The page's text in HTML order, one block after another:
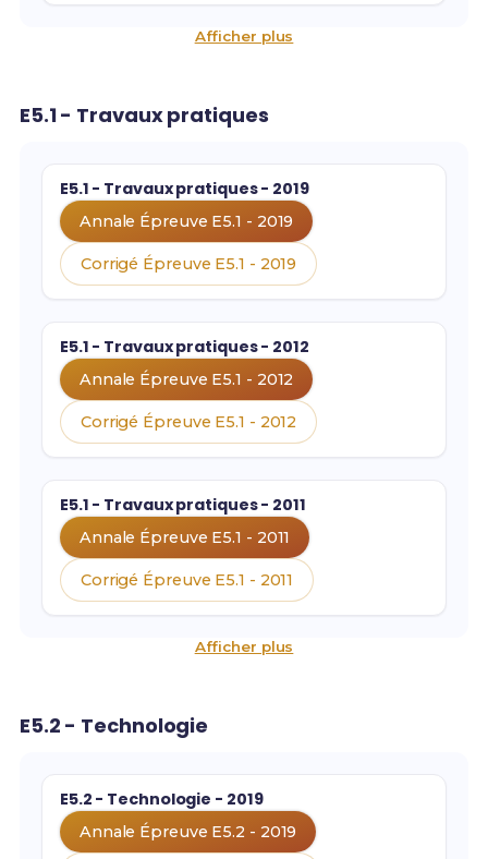
Afficher plus
E5.1 - Travaux pratiques
E5.1 - Travaux pratiques - 2019
Annale Épreuve E5.1 - 2019
Corrigé Épreuve E5.1 - 2019
E5.1 - Travaux pratiques - 2012
Annale Épreuve E5.1 - 2012
Corrigé Épreuve E5.1 - 2012
E5.1 - Travaux pratiques - 2011
Annale Épreuve E5.1 - 2011
Corrigé Épreuve E5.1 - 2011
Afficher plus
E5.2 - Technologie
E5.2 - Technologie - 2019
Annale Épreuve E5.2 - 2019